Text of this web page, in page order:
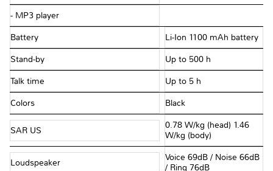
- MP3 player
Battery Li-Ion 1100 mAh battery
Stand-by Up to 500 h
Talk time Up to 5 h
Colors Black
SAR US
0.78 W/kg (head) 1.46
W/kg (body)
Loudspeaker
Voice 69dB / Noise 66dB
/ Ring 76dB